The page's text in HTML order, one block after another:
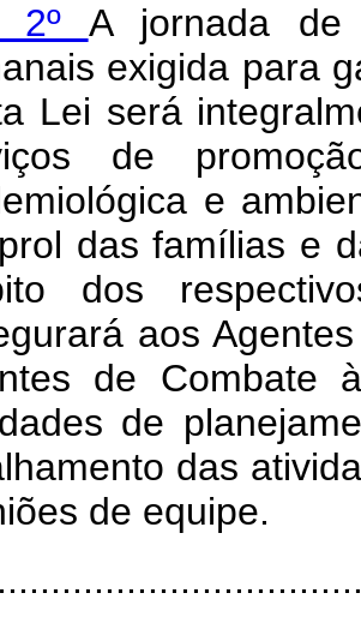
2º A jornada de
exigida para
Lei será
de
e
das famílias e
dos
aos
de Combate
de
das
de equipe.